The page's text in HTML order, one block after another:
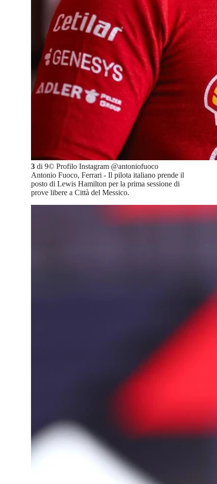
3 di 9© Profilo Instagram @antoniofuoco
Antonio Fuoco, Ferrari - Il pilota italiano prende il
posto di Lewis Hamilton per la prima sessione di
prove libere a Città del Messico.